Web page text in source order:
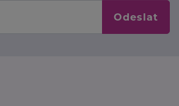
Odeslat